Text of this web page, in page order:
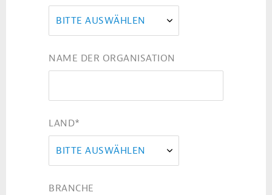
BITTE AUSWÄHLEN
NAME DER ORGANISATION
LAND*
BITTE AUSWÄHLEN
BRANCHE